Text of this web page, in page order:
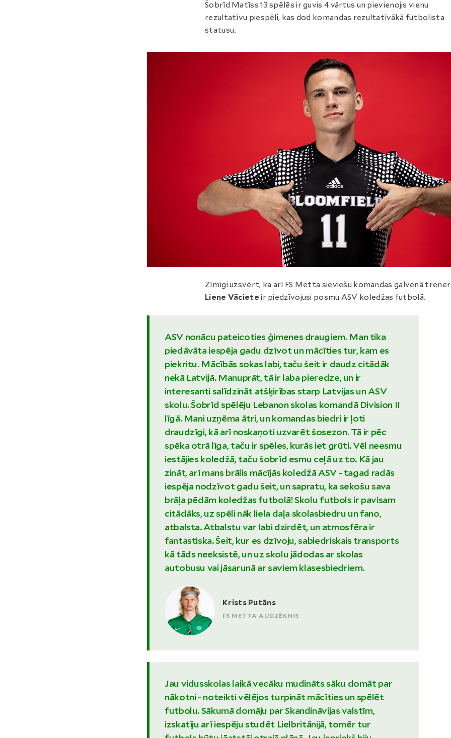
Šobrīd Matīss 13 spēlēs ir guvis 4 vārtus un pievienojis vienu
rezultatīvu piespēli, kas dod komandas rezultatīvākā futbolista
statusu.
Zīmīgi uzsvērt, ka arī FS Metta sieviešu komandas galvenā
Liene Vāciete ir piedzīvojusi posmu ASV koledžas futbolā.
ASV nonācu pateicoties ģimenes draugiem. Man tika
piedāvāta iespēja gadu dzīvot un mācīties tur, kam es
piekritu. Mācībās sokas labi, taču šeit ir daudz citādāk
nekā Latvijā. Manuprāt, tā ir laba pieredze, un ir
interesanti salīdzināt atšķirības starp Latvijas un ASV
skolu. Šobrīd spēlēju Lebanon skolas komandā Division II
līgā. Mani uzņēma ātri, un komandas biedri ir ļoti
draudzīgi, kā arī noskaņoti uzvarēt šosezon. Tā ir pēc
spēka otrā līga, taču ir spēles, kurās iet grūti. Vēl neesmu
iestājies koledžā, taču šobrīd esmu ceļā uz to. Kā jau
zināt, arī mans brālis mācījās koledžā ASV - tagad radās
iespēja nodzīvot gadu šeit, un sapratu, ka sekošu sava
brāļa pēdām koledžas futbolā! Skolu futbols ir pavisam
citādāks, uz spēli nāk liela daļa skolasbiedru un fano,
atbalsta. Atbalstu var labi dzirdēt, un atmosfēra ir
fantastiska. Šeit, kur es dzīvoju, sabiedriskais transports
kā tāds neeksistē, un uz skolu jādodas ar skolas
autobusu vai jāsarunā ar saviem klasesbiedriem.
Krists Putāns
FS METTA AUDZĒKNIS
Jau vidusskolas laikā vecāku mudināts sāku domāt par
nākotni - noteikti vēlējos turpināt mācīties un spēlēt
futbolu. Sākumā domāju par Skandināvijas valstīm,
izskatīju arī iespēju studēt Lielbritānijā, tomēr tur